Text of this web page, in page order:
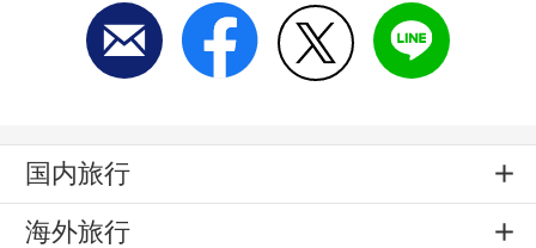
国内旅行
海外旅行